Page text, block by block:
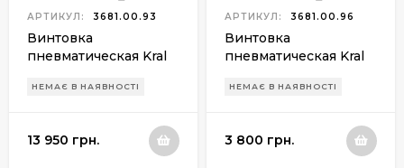
АРТИКУЛ: 3681.00.93
Винтовка
пневматическая Kral
PCP 4,5 мм
НЕМАЄ В НАЯВНОСТІ
13 950 грн.
АРТИКУЛ: 3681.00.96
Винтовка
пневматическая Kral
НЕМАЄ В НАЯВНОСТІ
3 800 грн.